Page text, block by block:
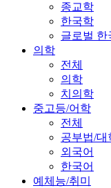
종교학
한국학
글로벌 한
의학
전체
의학
치의학
중고등/어학
전체
공부법/대
외국어
한국어
예체능/취미